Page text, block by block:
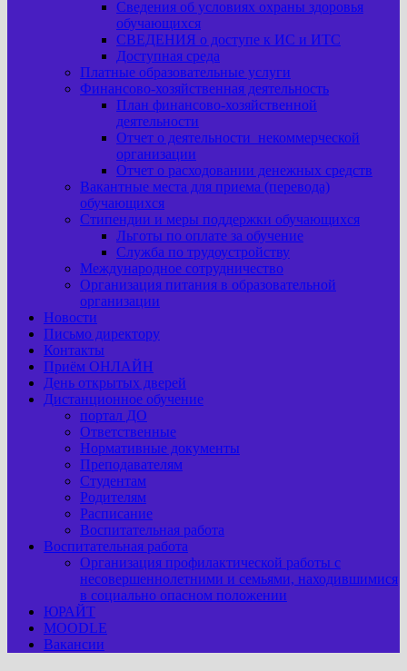
Сведения об условиях охраны здоровья
обучающихся
СВЕДЕНИЯ о доступе к ИС и ИТС
Доступная среда
Платные образовательные услуги
Финансово-хозяйственная деятельность
План финансово-хозяйственной
деятельности
Отчет о деятельности некоммерческой
организации
Отчет о расходовании денежных средств
Вакантные места для приема (перевода)
обучающихся
Стипендии и меры поддержки обучающихся
Льготы по оплате за обучение
Служба по трудоустройству
Международное сотрудничество
Организация питания в образовательной
организации
Новости
Письмо директору
Контакты
Приём ОНЛАЙН
День открытых дверей
Дистанционное обучение
портал ДО
Ответственные
Нормативные документы
Преподавателям
Студентам
Родителям
Расписание
Воспитательная работа
Воспитательная работа
Организация профилактической работы с
несовершеннолетними и семьями, находившимися
в социально опасном положении
ЮРАЙТ
MOODLE
Вакансии